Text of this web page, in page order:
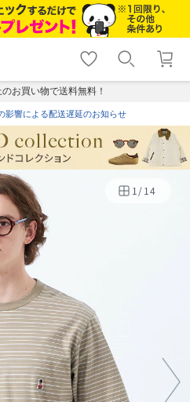
shopping_cart lock_outline
ログイン
お買い物で送料無料！
影響による配送遅延のお知らせ
1/14